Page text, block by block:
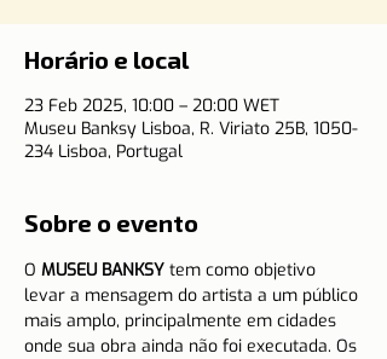
Horário e local
23 Feb 2025, 10:00 – 20:00 WET
Museu Banksy Lisboa, R. Viriato 25B, 1050-
234 Lisboa, Portugal
Sobre o evento
O MUSEU BANKSY tem como objetivo
levar a mensagem do artista a um público
mais amplo, principalmente em cidades
onde sua obra ainda não foi executada. Os